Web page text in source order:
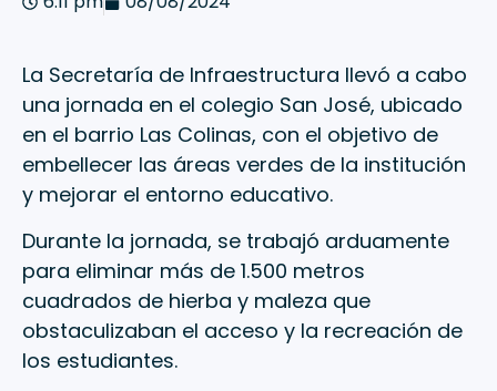
La Secretaría de Infraestructura llevó a cabo
una jornada en el colegio San José, ubicado
en el barrio Las Colinas, con el objetivo de
embellecer las áreas verdes de la institución
y mejorar el entorno educativo.
Durante la jornada, se trabajó arduamente
para eliminar más de 1.500 metros
cuadrados de hierba y maleza que
obstaculizaban el acceso y la recreación de
los estudiantes.